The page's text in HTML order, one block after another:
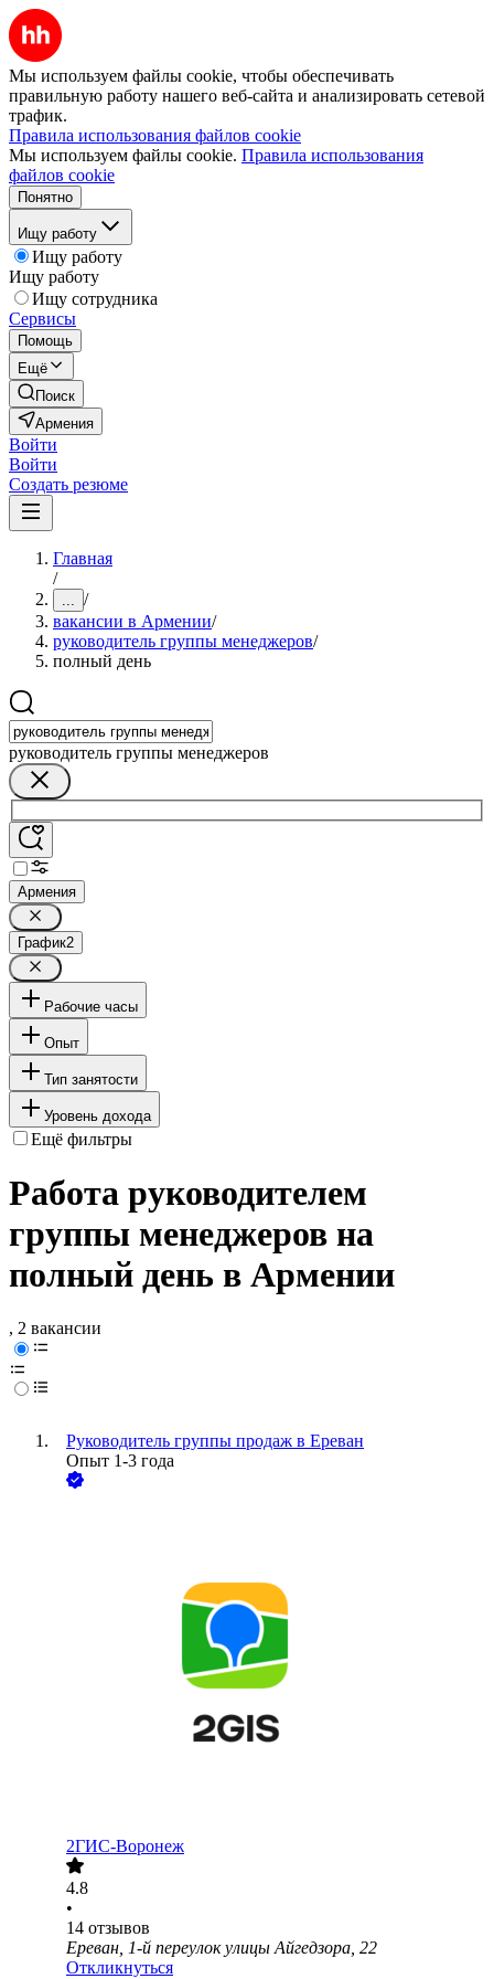
Мы используем файлы cookie, чтобы обеспечивать
правильную работу нашего веб-сайта и анализировать сетевой
трафик.
Правила использования файлов cookie
Мы используем файлы cookie. Правила использования
файлов cookie
Понятно
Ищу работу
Ищу работу
Ищу работу
Ищу сотрудника
Сервисы
Помощь
Ещё
Поиск
Армения
Войти
Войти
Создать резюме
Главная
/
... /
вакансии в Армении/
руководитель группы менеджеров/
полный день
руководитель группы менеджеров
Армения
График2
Рабочие часы
Опыт
Тип занятости
Уровень дохода
Ещё фильтры
Работа руководителем
группы менеджеров на
полный день в Армении
, 2 вакансии
Руководитель группы продаж в Ереван
Опыт 1-3 года
2ГИС-Воронеж
4.8
•
14 отзывов
Ереван, 1-й переулок улицы Айгедзора, 22
Откликнуться